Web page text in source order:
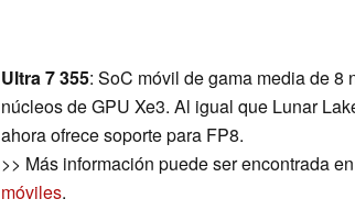
Ultra 7 355: SoC móvil de gama media de
núcleos de GPU Xe3. Al igual que Lunar
ahora ofrece soporte para FP8.
>> Más información puede ser encontrada
móviles.